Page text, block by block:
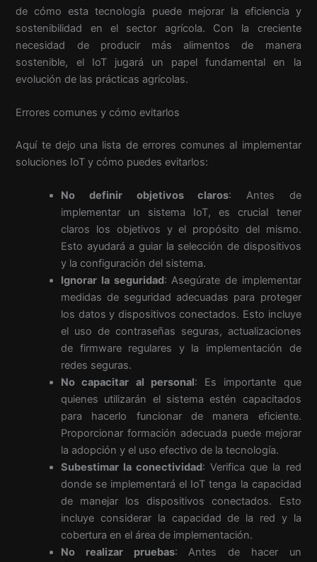
de cómo esta tecnología puede mejorar la eficiencia y
sostenibilidad en el sector agrícola. Con la creciente
necesidad de producir más alimentos de manera
sostenible, el IoT jugará un papel fundamental en la
evolución de las prácticas agrícolas.
Errores comunes y cómo evitarlos
Aquí te dejo una lista de errores comunes al implementar
soluciones IoT y cómo puedes evitarlos:
No definir objetivos claros: Antes de
implementar un sistema IoT, es crucial tener
claros los objetivos y el propósito del mismo.
Esto ayudará a guiar la selección de dispositivos
y la configuración del sistema.
Ignorar la seguridad: Asegúrate de implementar
medidas de seguridad adecuadas para proteger
los datos y dispositivos conectados. Esto incluye
el uso de contraseñas seguras, actualizaciones
de firmware regulares y la implementación de
redes seguras.
No capacitar al personal: Es importante que
quienes utilizarán el sistema estén capacitados
para hacerlo funcionar de manera eficiente.
Proporcionar formación adecuada puede mejorar
la adopción y el uso efectivo de la tecnología.
Subestimar la conectividad: Verifica que la red
donde se implementará el IoT tenga la capacidad
de manejar los dispositivos conectados. Esto
incluye considerar la capacidad de la red y la
cobertura en el área de implementación.
No realizar pruebas: Antes de hacer un